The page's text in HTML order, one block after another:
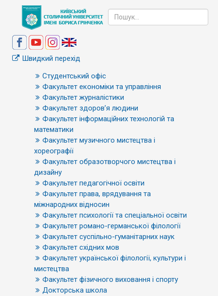
Швидкий перехід
Студентський офіс
Факультет економіки та управління
Факультет журналістики
Факультет здоров’я людини
Факультет інформаційних технологій та
математики
Факультет музичного мистецтва і
хореографії
Факультет образотворчого мистецтва і
дизайну
Факультет педагогічної освіти
Факультет права, врядування та
міжнародних відносин
Факультет психології та спеціальної освіти
Факультет романо-германської філології
Факультет суспільно-гуманітарних наук
Факультет східних мов
Факультет української філології, культури і
мистецтва
Факультет фізичного виховання і спорту
Докторська школа